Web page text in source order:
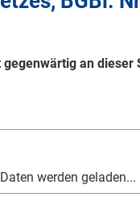
an dieser
Daten werden geladen...